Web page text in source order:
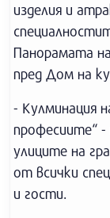
изделия и
Панорамата
пред Дом на
- Кулминация
професиите“ -
улиците на
от всички
и гости.